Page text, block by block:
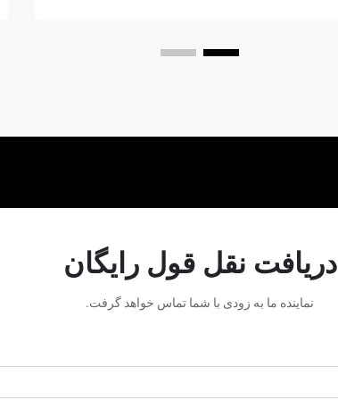
دریافت نقل قول رایگان
نماینده ما به زودی با شما تماس خواهد گرفت.